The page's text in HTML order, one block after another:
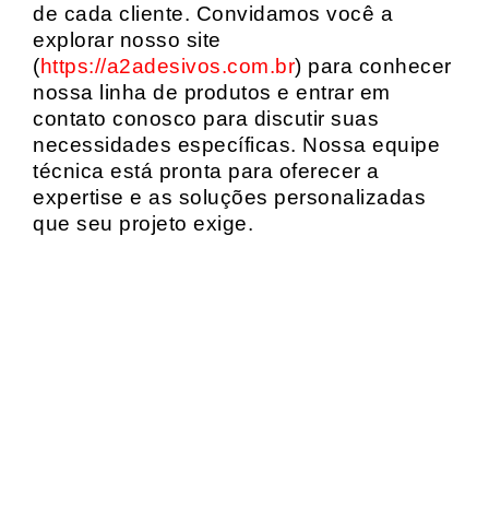
de cada cliente. Convidamos você a
explorar nosso site
(https://a2adesivos.com.br) para conhecer
nossa linha de produtos e entrar em
contato conosco para discutir suas
necessidades específicas. Nossa equipe
técnica está pronta para oferecer a
expertise e as soluções personalizadas
que seu projeto exige.